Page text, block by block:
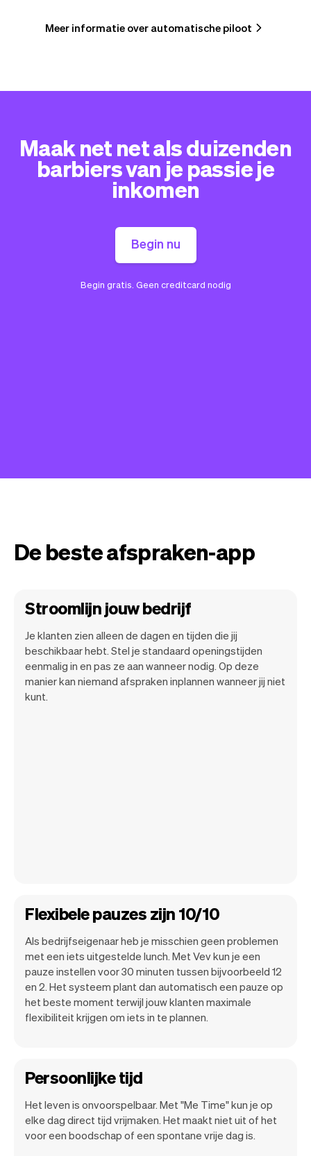
Meer informatie over automatische piloot
Maak net net als duizenden
barbiers van je passie je
inkomen
Begin nu
Begin gratis. Geen creditcard nodig
De beste afspraken-app
Stroomlijn jouw bedrijf
Je klanten zien alleen de dagen en tijden die jij
beschikbaar hebt. Stel je standaard openingstijden
eenmalig in en pas ze aan wanneer nodig. Op deze
manier kan niemand afspraken inplannen wanneer jij niet
kunt.
Flexibele pauzes zijn 10/10
Als bedrijfseigenaar heb je misschien geen problemen
met een iets uitgestelde lunch. Met Vev kun je een
pauze instellen voor 30 minuten tussen bijvoorbeeld 12
en 2. Het systeem plant dan automatisch een pauze op
het beste moment terwijl jouw klanten maximale
flexibiliteit krijgen om iets in te plannen.
Persoonlijke tijd
Het leven is onvoorspelbaar. Met "Me Time" kun je op
elke dag direct tijd vrijmaken. Het maakt niet uit of het
voor een boodschap of een spontane vrije dag is.